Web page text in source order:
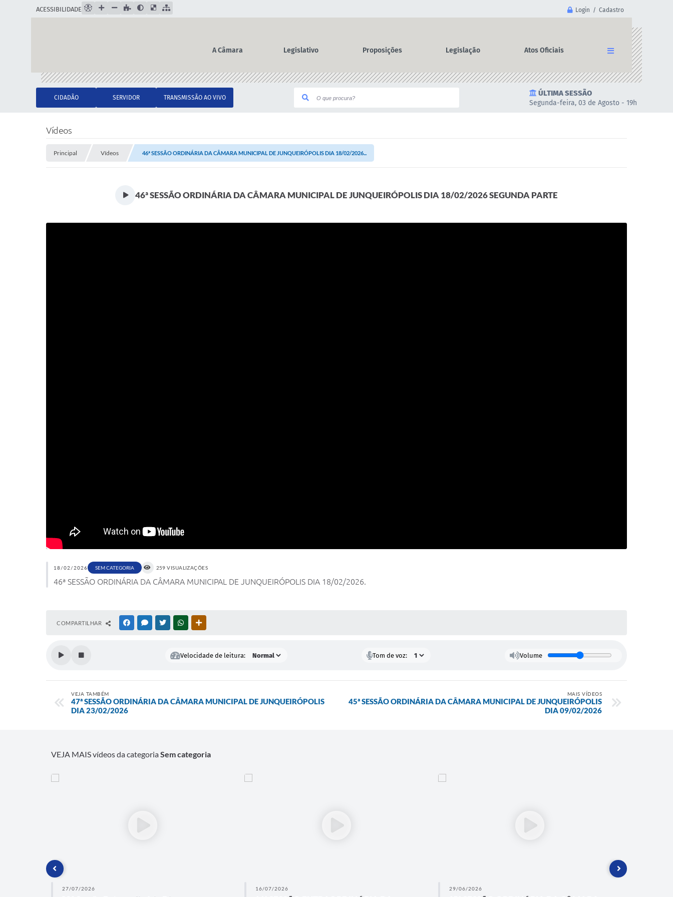
Login / Cadastro
ACESSIBILIDADE
A Câmara Legislativo Proposições Legislação Atos Oficiais
CIDADÃO SERVIDOR TRANSMISSÃO AO VIVO
ÚLTIMA SESSÃO
Segunda-feira, 03 de Agosto - 19h
Vídeos
Principal Vídeos 46ª SESSÃO ORDINÁRIA DA CÂMARA MUNICIPAL DE JUNQUEIRÓPOLIS DIA 18/02/2026...
46ª SESSÃO ORDINÁRIA DA CÂMARA MUNICIPAL DE JUNQUEIRÓPOLIS DIA 18/02/2026 SEGUNDA PARTE
18/02/2026 SEM CATEGORIA 259 VISUALIZAÇÕES
46ª SESSÃO ORDINÁRIA DA CÂMARA MUNICIPAL DE JUNQUEIRÓPOLIS DIA 18/02/2026.
COMPARTILHAR FACEBOOKMESSENGER
TWITTERWHATSAPP
Velocidade de leitura: Tom de voz: Volume
VEJA TAMBÉM
47ª SESSÃO ORDINÁRIA DA CÂMARA MUNICIPAL DE JUNQUEIRÓPOLIS
DIA 23/02/2026
MAIS VÍDEOS
45ª SESSÃO ORDINÁRIA DA CÂMARA MUNICIPAL DE JUNQUEIRÓPOLIS
DIA 09/02/2026
VEJA MAIS vídeos da categoriaSem categoria
27/07/2026 16/07/2026 29/06/2026